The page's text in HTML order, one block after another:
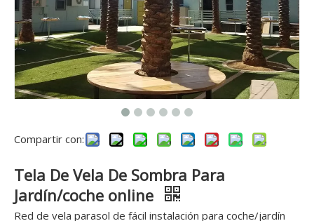
Compartir con:
Tela De Vela De Sombra Para
Jardín/coche online
Red de vela parasol de fácil instalación para coche/jardín